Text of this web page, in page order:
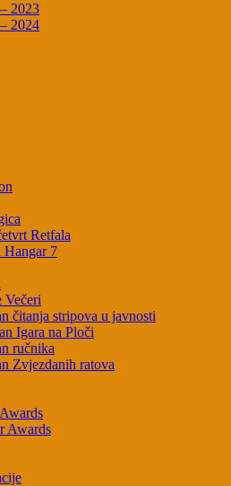
2023
2024
Retfala
7
Večeri
čitanja stripova u javnosti
Igara na Ploči
ručnika
Zvjezdanih ratova
Awards